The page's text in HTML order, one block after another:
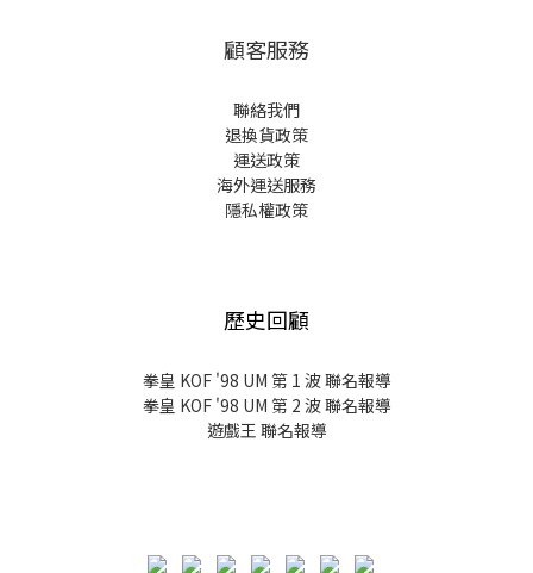
顧客服務
聯絡我們
退換貨政策
運送政策
海外運送服務
隱私權政策
歷史回顧
拳皇 KOF '98 UM 第 1 波 聯名報導
拳皇 KOF '98 UM 第 2 波 聯名報導
遊戲王 聯名報導